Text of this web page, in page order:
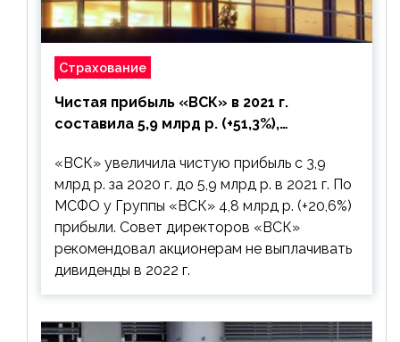
Страхование
Чистая прибыль «ВСК» в 2021 г.
составила 5,9 млрд р. (+51,3%),
выплачивать
«ВСК» увеличила чистую прибыль с 3,9
млрд р. за 2020 г. до 5,9 млрд р. в 2021 г. По
МСФО у Группы «ВСК» 4,8 млрд р. (+20,6%)
прибыли. Совет директоров «ВСК»
рекомендовал акционерам не выплачивать
дивиденды в 2022 г.